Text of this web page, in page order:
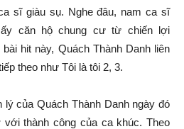
sĩ giàu sụ. Nghe đâu, nam ca sĩ
căn hộ chung cư từ chiến lợi
bài hit này, Quách Thành Danh liên
theo như Tôi là tôi 2, 3.
lý của Quách Thành Danh ngày đó
thành công của ca khúc. Theo